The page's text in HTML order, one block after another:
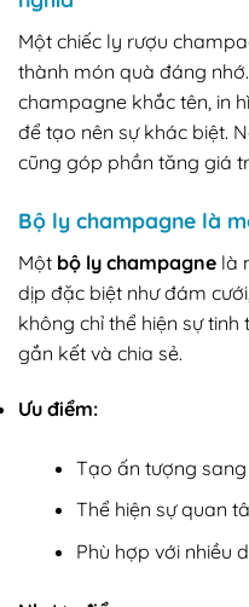
Một chiếc ly rượu
thành món quà đáng
champagne khắc tên, in
để tạo nên sự khác biệt.
cũng góp phần tăng giá
Bộ ly champagne là
Một bộ ly champagne là
dịp đặc biệt như đám
không chỉ thể hiện sự
gắn kết và chia sẻ.
Ưu điểm:
Tạo ấn tượng
Thể hiện sự quan
Phù hợp với nhiều